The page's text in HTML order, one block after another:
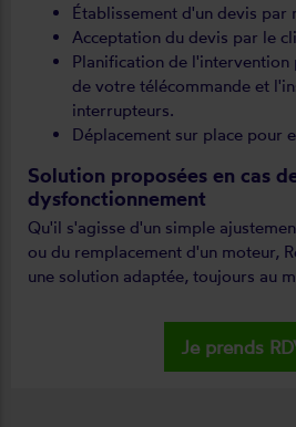
Établissement d'un devis par
Acceptation du devis par le
Planification de
de votre télécommande et
interrupteurs.
Déplacement sur place pour
Solution proposées en cas
dysfonctionnement
Qu'il s'agisse d'un simple
ou du remplacement d'un moteur,
une solution adaptée, toujours au
Je prends